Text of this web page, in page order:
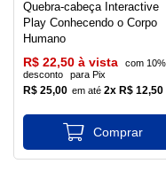
Quebra-cabeça Interactive
Play Conhecendo o Corpo
Humano
R$ 25,00 2x R$ 12,50
R$ 22,50 à vista
com
desconto
para Pix